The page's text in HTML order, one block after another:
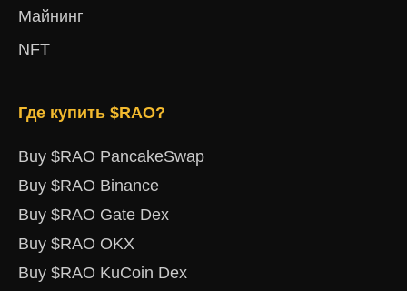
Майнинг
NFT
Где купить $RAO?
Buy $RAO PancakeSwap
Buy $RAO Binance
Buy $RAO Gate Dex
Buy $RAO OKX
Buy $RAO KuCoin Dex